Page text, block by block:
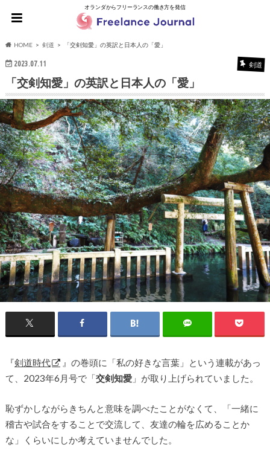
オランダからフリーランスの働き方を発信
HOME 剣道 「交剣知愛」の英訳と日本人の「愛」
2023.07.11 剣道
「交剣知愛」の英訳と日本人の「愛」
『剣道時代
』の巻頭に「私の好きな言葉」という連載があっ
て、2023年6月号で「交剣知愛」が取り上げられていました。
恥ずかしながらきちんと意味を調べたことがなくて、「一緒に
稽古や試合をすることで交流して、友達の輪を広めることか
な」くらいにしか考えていませんでした。